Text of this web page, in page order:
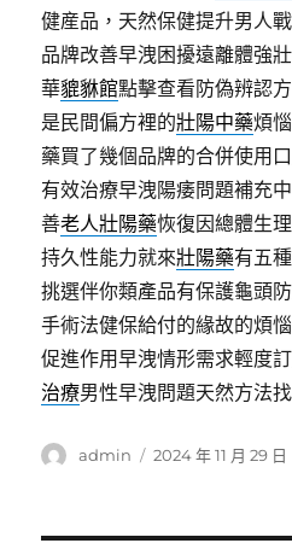
健産品，天然保健提升男人
品牌改善早洩困擾遠離體強
華貔貅館點擊查看防偽辨認
是民間偏方裡的壯陽中藥煩
藥買了幾個品牌的合併使用
有效治療早洩陽痿問題補充
善老人壯陽藥恢復因總體生
持久性能力就來壯陽藥有五
挑選伴你類產品有保護龜頭
手術法健保給付的緣故的煩
促進作用早洩情形需求輕度
治療男性早洩問題天然方法
作
admin
發
2024 年 11 月 29 日